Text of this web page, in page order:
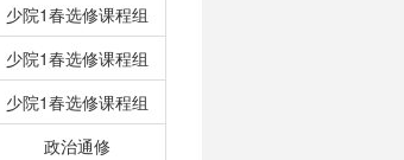
少院1春选修课程组
少院1春选修课程组
少院1春选修课程组
政治通修